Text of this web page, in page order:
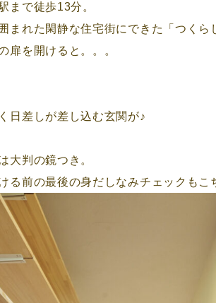
まで徒歩13分。
まれた閑静な住宅街にできた「つくら
扉を開けると。。。
日差しが差し込む玄関が♪
大判の鏡つき。
る前の最後の身だしなみチェックもこ